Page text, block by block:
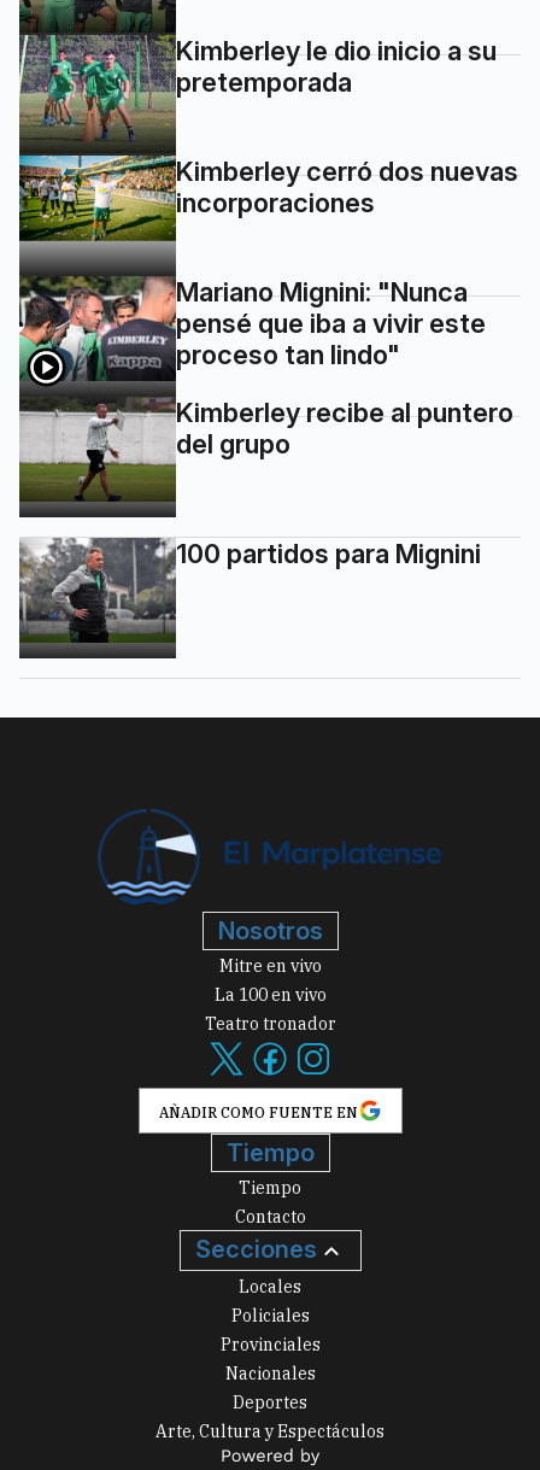
Kimberley le dio inicio a su
pretemporada
Kimberley cerró dos nuevas
incorporaciones
Mariano Mignini: "Nunca
pensé que iba a vivir este
proceso tan lindo"
Kimberley recibe al puntero
del grupo
100 partidos para Mignini
Nosotros
Mitre en vivo
La 100 en vivo
Teatro tronador
AÑADIR COMO FUENTE EN
Tiempo
Tiempo
Contacto
Secciones
Locales
Policiales
Provinciales
Nacionales
Deportes
Arte, Cultura y Espectáculos